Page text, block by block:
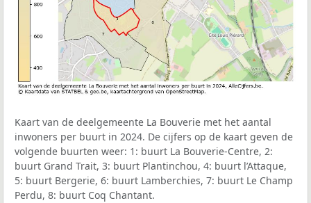
Kaart van de deelgemeente La Bouverie met het aantal
inwoners per buurt in 2024. De cijfers op de kaart geven de
volgende buurten weer: 1: buurt La Bouverie-Centre, 2:
buurt Grand Trait, 3: buurt Plantinchou, 4: buurt l’Attaque,
5: buurt Bergerie, 6: buurt Lamberchies, 7: buurt Le Champ
Perdu, 8: buurt Coq Chantant.